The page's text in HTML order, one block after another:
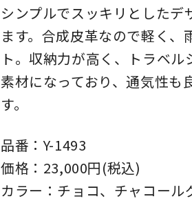
シンプルでスッキリとした
ます。合成皮革なので軽く
ト。収納力が高く、トラベ
素材になっており、通気性も
す。
品番：Y-1493
価格：23,000円(税込)
カラー：チョコ、チャコール